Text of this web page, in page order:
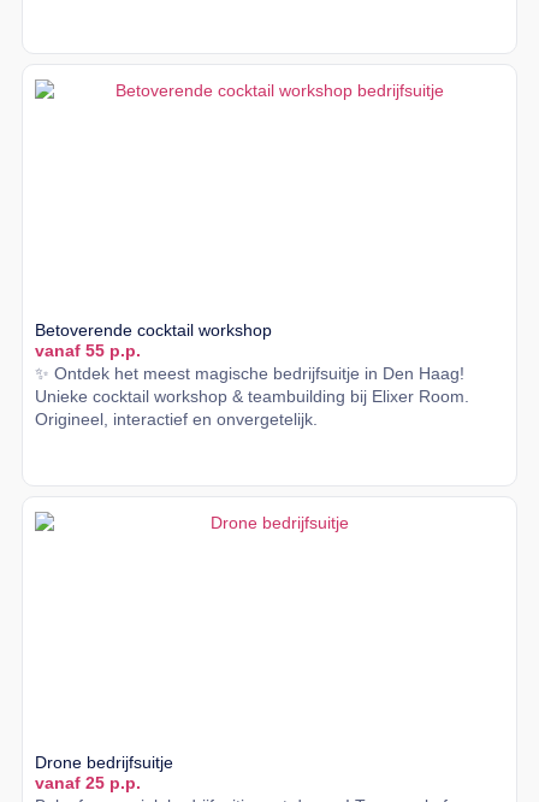
Betoverende cocktail workshop
vanaf 55 p.p.
✨ Ontdek het meest magische bedrijfsuitje in Den Haag!
Unieke cocktail workshop & teambuilding bij Elixer Room.
Origineel, interactief en onvergetelijk.
Drone bedrijfsuitje
vanaf 25 p.p.